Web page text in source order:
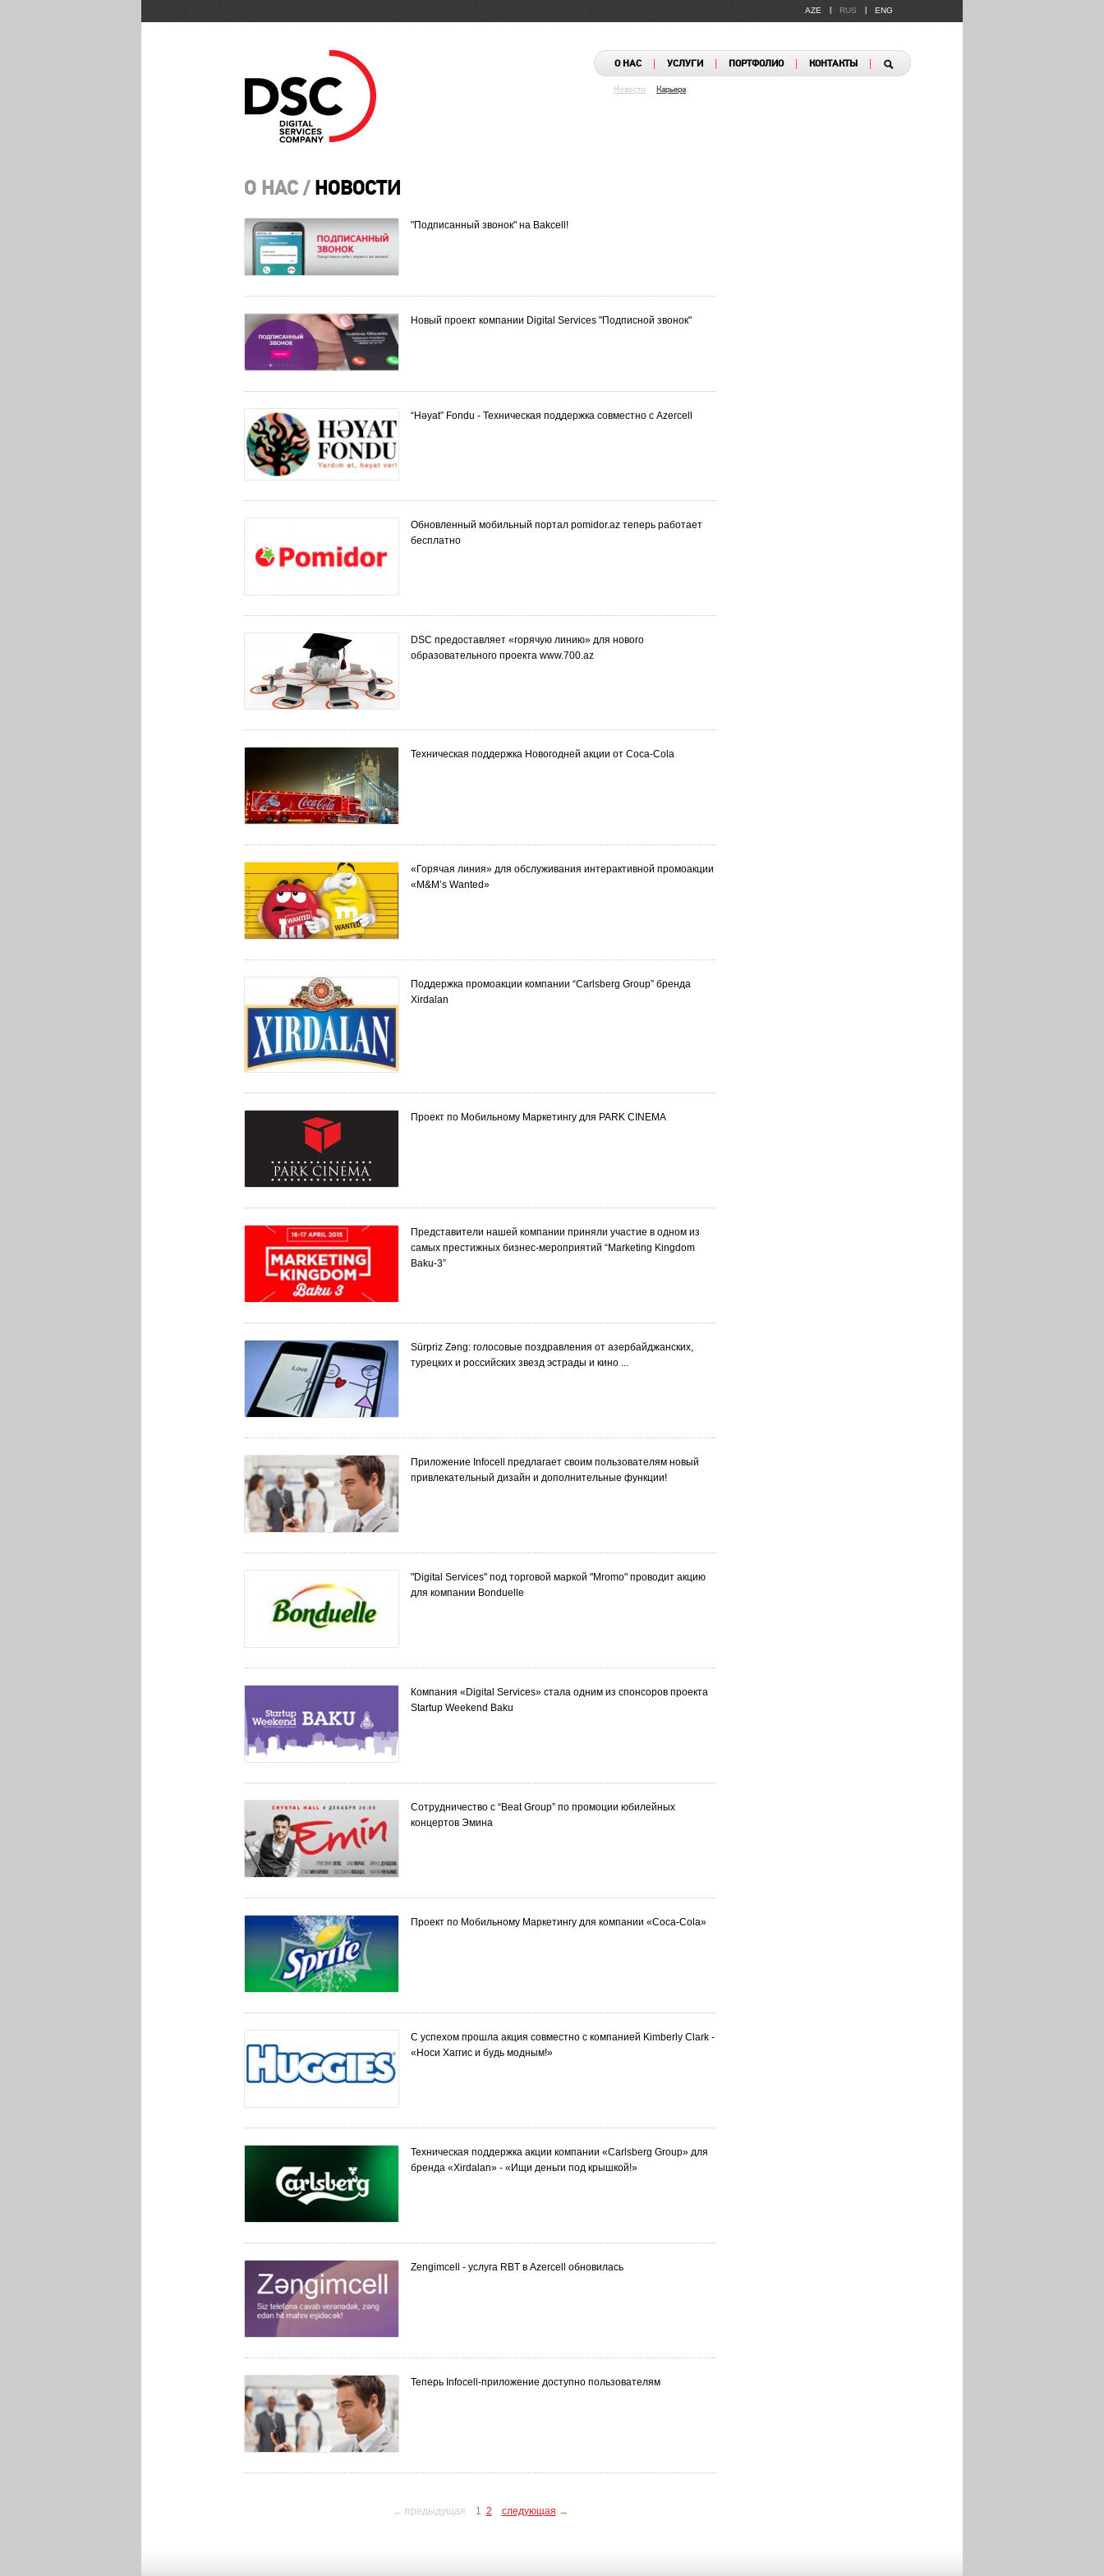
AZE RUS ENG
О НАС УСЛУГИ ПОРТФОЛИО КОНТАКТЫ
Новости Карьера
О НАС / НОВОСТИ
"Подписанный звонок" на Bakcell!
Новый проект компании Digital Services "Подписной звонок"
“Həyat” Fondu - Техническая поддержка совместно с Azercell
Обновленный мобильный портал pomidor.az теперь работает
бесплатно
DSC предоставляет «горячую линию» для нового
образовательного проекта www.700.az
Техническая поддержка Новогодней акции от Coca-Cola
«Горячая линия» для обслуживания интерактивной промоакции
«M&M’s Wanted»
Поддержка промоакции компании “Carlsberg Group” бренда
Xirdalan
Проект по Мобильному Маркетингу для PARK CINEMA
Представители нашей компании приняли участие в одном из
самых престижных бизнес-мероприятий “Marketing Kingdom
Baku-3”
Sürpriz Zəng: голосовые поздравления от азербайджанских,
турецких и российских звезд эстрады и кино ...
Приложение Infocell предлагает своим пользователям новый
привлекательный дизайн и дополнительные функции!
"Digital Services" под торговой маркой "Mromo" проводит акцию
для компании Bonduelle
Компания «Digital Services» стала одним из спонсоров проекта
Startup Weekend Baku
Сотрудничество с “Beat Group” по промоции юбилейных
концертов Эмина
Проект по Мобильному Маркетингу для компании «Coca-Cola»
С успехом прошла акция совместно с компанией Kimberly Clark -
«Носи Хаггис и будь модным!»
Техническая поддержка акции компании «Carlsberg Group» для
бренда «Xirdalan» - «Ищи деньги под крышкой!»
Zengimcell - услуга RBT в Azercell обновилась
Теперь Infocell-приложение доступно пользователям
← предыдущая 1 2 следующая →